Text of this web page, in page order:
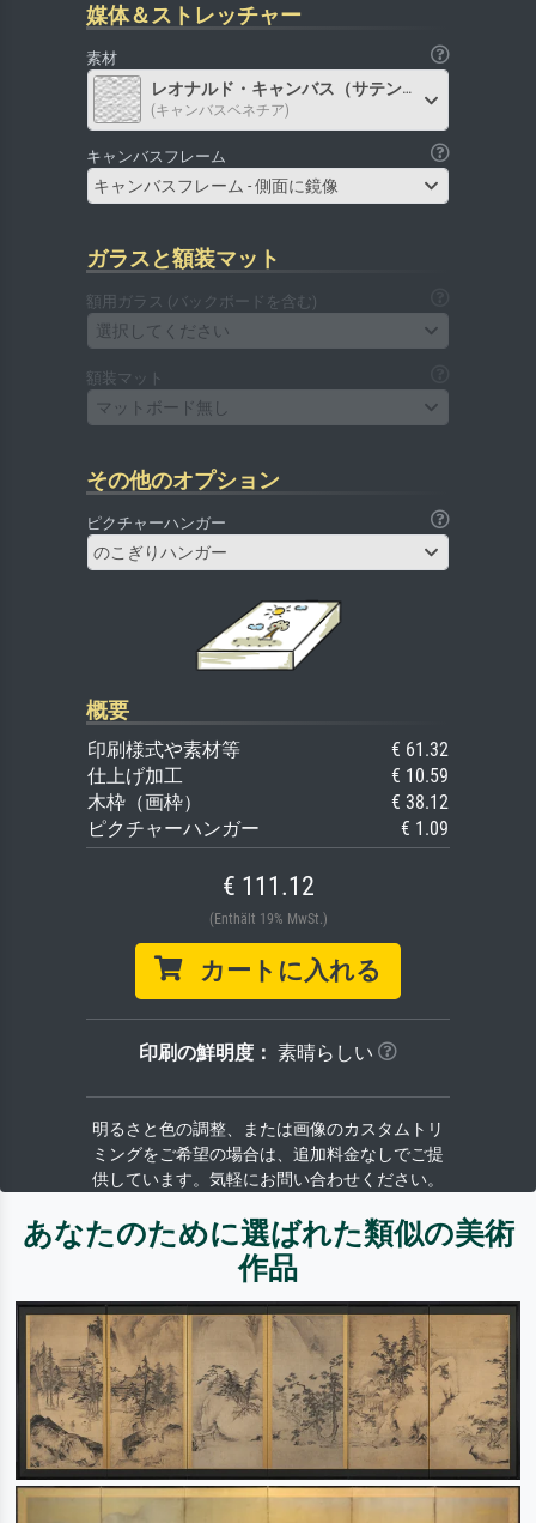
媒体＆ストレッチャー
素材
レオナルド・キャンバス（サテン）
(キャンバスベネチア)
キャンバスフレーム
キャンバスフレーム - 側面に鏡像
ガラスと額装マット
額用ガラス (バックボードを含む)
選択してください
額装マット
マットボード無し
その他のオプション
ピクチャーハンガー
のこぎりハンガー
概要
印刷様式や素材等
€ 61.32
仕上げ加工
€ 10.59
木枠（画枠）
€ 38.12
ピクチャーハンガー
€ 1.09
€ 111.12
(Enthält 19% MwSt.)
カートに入れる
印刷の鮮明度： 素晴らしい
明るさと色の調整、または画像のカスタムトリ
ミングをご希望の場合は、追加料金なしでご提
供しています。気軽にお問い合わせください。
あなたのために選ばれた類似の美術
作品